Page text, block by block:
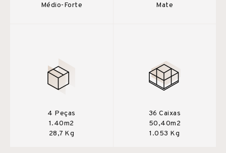
Médio-Forte
Mate
4 Peças
1.40m2
28,7 Kg
36 Caixas
50,40m2
1.053 Kg